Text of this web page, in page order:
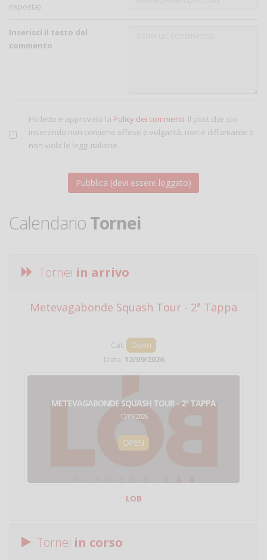
risposta)
Inserisci il testo del
commento
Ho letto e approvato la Policy dei commenti. Il post che sto
inserendo non contiene offese e volgarità, non è diffamante e
non viola le leggi italiane.
Calendario Tornei
Tornei in arrivo
Metevagabonde Squash Tour - 2ª Tappa
Cat:
Open
Data: 12/09/2026
METEVAGABONDE SQUASH TOUR - 2ª TAPPA
12/09/2026
OPEN
LOB
Tornei in corso